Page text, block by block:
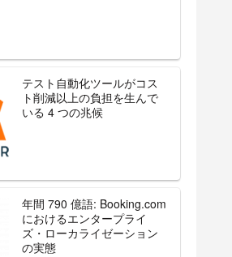
テスト自動化ツールがコス
ト削減以上の負担を生んで
いる 4 つの兆候
年間 790 億語: Booking.com
におけるエンタープライ
ズ・ローカライゼーション
の実態